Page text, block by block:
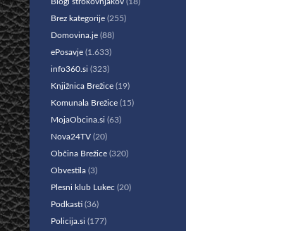
Brez kategorije (255)
Domovina.je (88)
ePosavje (1.633)
info360.si (323)
Knjižnica Brežice (19)
Komunala Brežice (15)
MojaObcina.si (63)
Nova24TV (20)
Občina Brežice (320)
Obvestila (3)
Plesni klub Lukec (20)
Podkasti (36)
Policija.si (177)